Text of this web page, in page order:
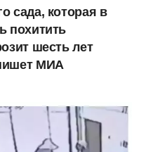
сада, которая в
похитить
шесть лет
МИА